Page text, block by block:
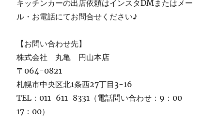
キッチンカーの出店依頼はインスタDMまたはメー
ル・お電話にてお問合せください♪
【お問い合わせ先】
株式会社 丸亀 円山本店
〒064-0821
札幌市中央区北1条西27丁目3-16
TEL：011-611-8331（電話問い合わせ：9：00-
17：00）